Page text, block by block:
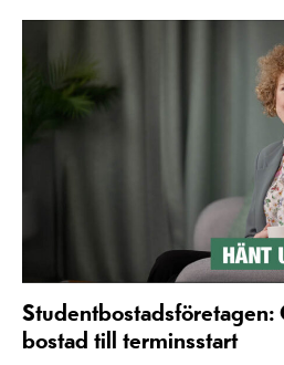
Studentbostadsföretagen:
bostad till terminsstart